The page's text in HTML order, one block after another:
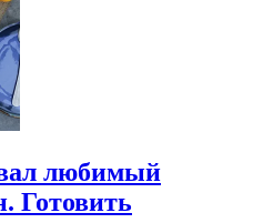
любимый
Готовить